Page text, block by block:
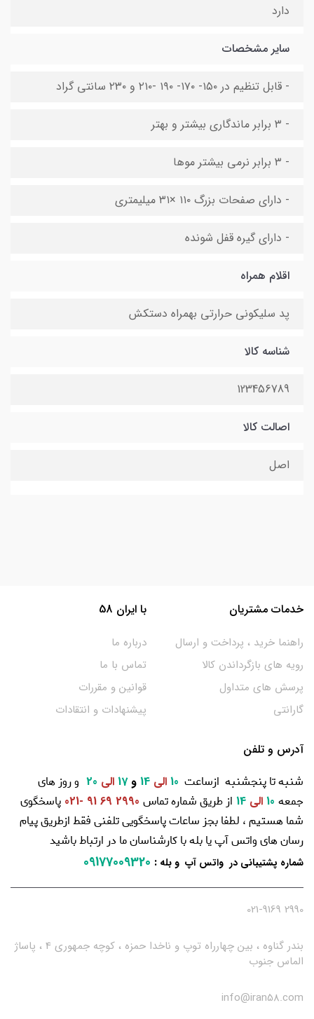
دارد
سایر مشخصات
- قابل تنظیم در ۱۵۰- ۱۷۰- ۱۹۰ -۲۱۰ و ۲۳۰ سانتی گراد
- ۳ برابر ماندگاری بیشتر و بهتر
- ۳ برابر نرمی بیشتر موها
- دارای صفحات بزرگ ۱۱۰ ×۳۱ میلیمتری
- دارای گیره قفل شونده
اقلام همراه
پد سلیکونی حرارتی بهمراه دستکش
شناسه کالا
123456789
اصالت کالا
اصل
خدمات مشتریان
راهنما خرید ، پرداخت و ارسال
رویه های بازگرداندن کالا
پرسش های متداول
گارانتی
با ایران 58
درباره ما
تماس با ما
قوانین و مقررات
پیشنهادات و انتقادات
آدرس و تلفن
شنبه تا پنجشنبه ازساعت 10 الی و17 الی
و روز های
جمعه
الی از طریق شماره تماس 2990 69 91 -021
پاسخگوی
شما هستیم ، لطفا بجز ساعات پاسخگویی تلفنی فقط ازطریق پیام
رسان های واتس آپ یا بله با کارشناسان ما در ارتباط باشید
شماره پشتیبانی در واتس آپ و بله :
09177009320
2990 021-9169
بندر گناوه ، بین چهارراه توپ و ناخدا حمزه ، کوچه جمهوری 4 ، پاساژ
الماس جنوب
info@iran58.com